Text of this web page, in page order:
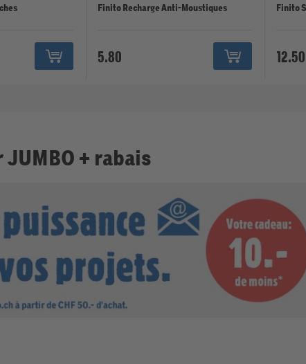
Finito Recharge Anti-Moustiques
5.80
Finito
12.50
+ rabais